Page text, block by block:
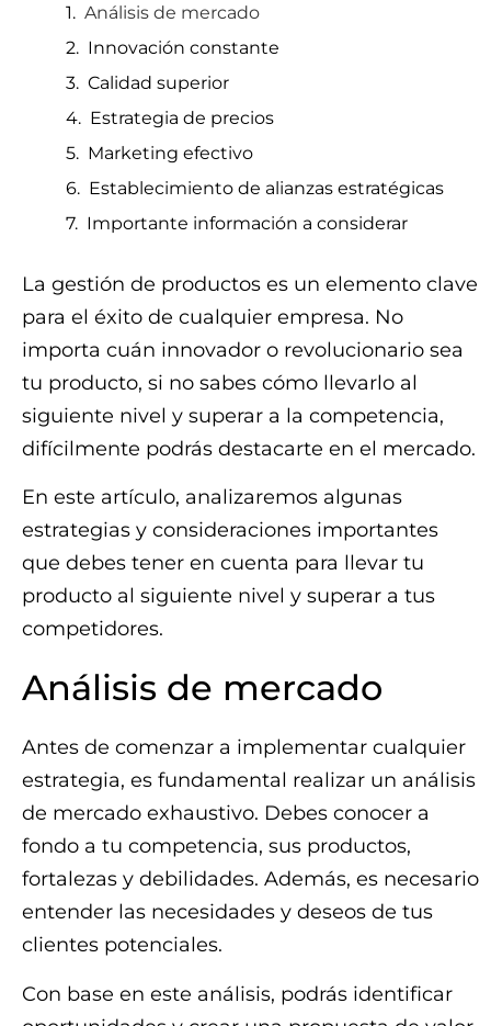
Análisis de mercado
Innovación constante
Calidad superior
Estrategia de precios
Marketing efectivo
Establecimiento de alianzas estratégicas
Importante información a considerar
La gestión de productos es un elemento clave
para el éxito de cualquier empresa. No
importa cuán innovador o revolucionario sea
tu producto, si no sabes cómo llevarlo al
siguiente nivel y superar a la competencia,
difícilmente podrás destacarte en el mercado.
En este artículo, analizaremos algunas
estrategias y consideraciones importantes
que debes tener en cuenta para llevar tu
producto al siguiente nivel y superar a tus
competidores.
Análisis de mercado
Antes de comenzar a implementar cualquier
estrategia, es fundamental realizar un análisis
de mercado exhaustivo. Debes conocer a
fondo a tu competencia, sus productos,
fortalezas y debilidades. Además, es necesario
entender las necesidades y deseos de tus
clientes potenciales.
Con base en este análisis, podrás identificar